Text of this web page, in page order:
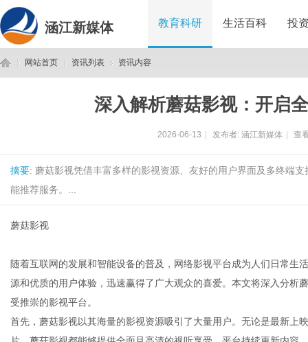
涵江新媒体 教育科研 生活百科 投
网站首页 资讯列表 资讯内容
深入解析蘑菇影视：开启
2026-06-13 发布者: 涵江新媒体 查
摘要: 蘑菇影视凭借丰富多样的影视资源、友好的用户界面及多终端
能推荐服务。...
蘑菇影视
随着互联网的发展和智能设备的普及，网络影视平台成为人们日常生
源和优质的用户体验，迅速赢得了广大观众的喜爱。本文将深入分析
受推崇的影视平台。
首先，蘑菇影视以其海量的影视资源吸引了大量用户。无论是最新上